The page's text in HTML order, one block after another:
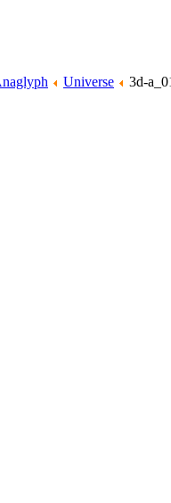
Universe 3d-